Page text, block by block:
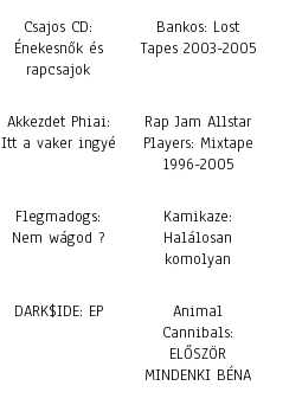
Csajos CD:
Énekesnők és
rapcsajok
Bankos: Lost
Tapes 2003-2005
Akkezdet Phiai:
Itt a vaker ingyé
Rap Jam Allstar
Players: Mixtape
1996-2005
Flegmadogs:
Nem wágod ?
Kamikaze:
Halálosan
komolyan
DARK$IDE: EP
Animal
Cannibals:
ELŐSZÖR
MINDENKI BÉNA